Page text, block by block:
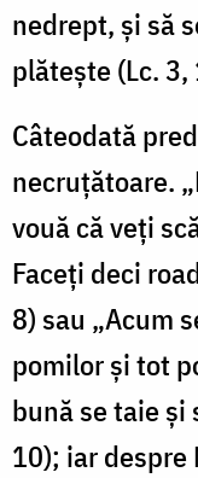
nedrept, şi să
plăteşte (Lc. 3,
Câteodată
necruţătoare.
vouă că veţi
Faceţi deci
8) sau „Acum
pomilor şi tot
bună se taie şi
10); iar despre